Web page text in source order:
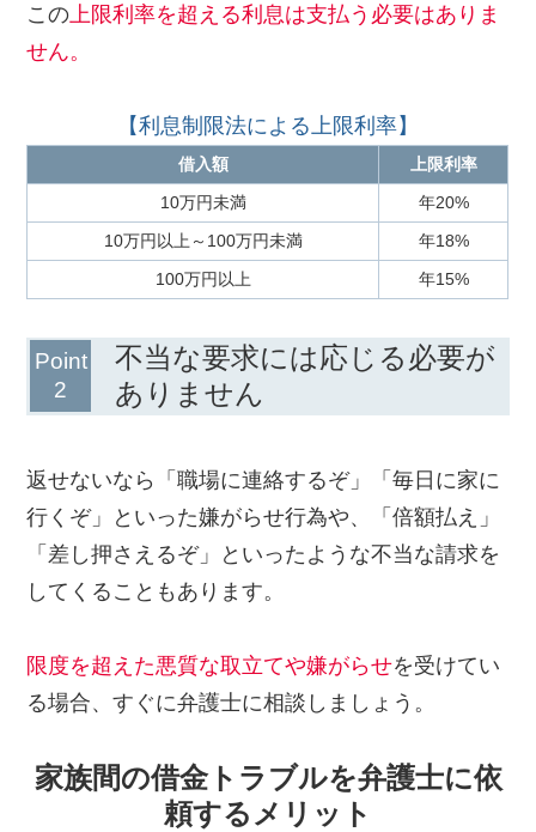
この 上限利率を超える利息は支払う必要はありま
せん。
【利息制限法による上限利率】
借入額
上限利率
10万円未満
年20%
10万円以上～100万円未満
年18%
100万円以上
年15%
不当な要求には応じる必要が
ありません
返せないなら「職場に連絡するぞ」「毎日に家に
行くぞ」といった嫌がらせ行為や、「倍額払え」
「差し押さえるぞ」といったような不当な請求を
してくることもあります。
限度を超えた悪質な取立てや嫌がらせを受けてい
る場合、すぐに弁護士に相談しましょう。
家族間の借金トラブルを弁護士に依
頼するメリット